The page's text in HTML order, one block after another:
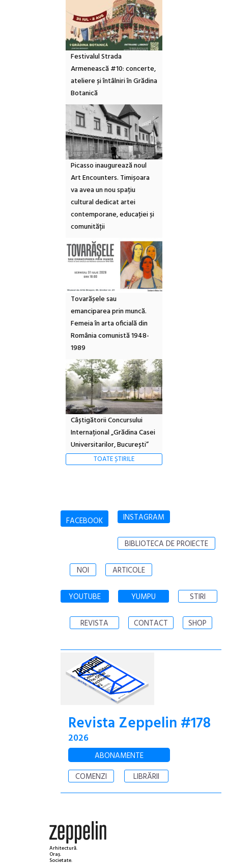
Festivalul Strada
Armenească #10: concerte,
ateliere și întâlniri în Grădina
Botanică
Picasso inaugurează noul
Art Encounters. Timișoara
va avea un nou spațiu
cultural dedicat artei
contemporane, educației și
comunității
Tovarășele sau
emanciparea prin muncă.
Femeia în arta oficială din
România comunistă 1948-
1989
Câștigătorii Concursului
Internațional „Grădina Casei
Universitarilor, București”
TOATE ȘTIRILE
FACEBOOK INSTAGRAM
BIBLIOTECA DE PROIECTE
NOI ARTICOLE
YOUTUBE YUMPU STIRI
REVISTA CONTACT SHOP
Revista Zeppelin #178
2026
ABONAMENTE
COMENZI
LIBRĂRII
Arhitectură.
Oraș.
Societate.